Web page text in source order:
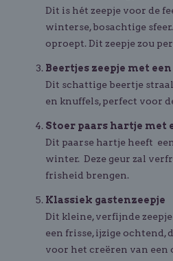
Dit is hét zeepje voor de
winterse, bosachtige
oproept. Dit zeepje zou
Beertjes zeepje met
Dit schattige beertje
en knuffels, perfect voor
Stoer paars hartje
Dit paarse hartje heeft
winter. Deze geur zal
frisheid brengen.
Klassiek gastenzeepje
Dit kleine, verfijnde
een frisse, ijzige
voor het creëren van een